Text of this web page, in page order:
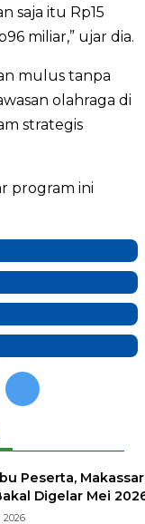
saja itu Rp15
miliar,” ujar dia.
mulus tanpa
olahraga di
strategis
program ini
Peserta, Makassar
Digelar Mei
2026